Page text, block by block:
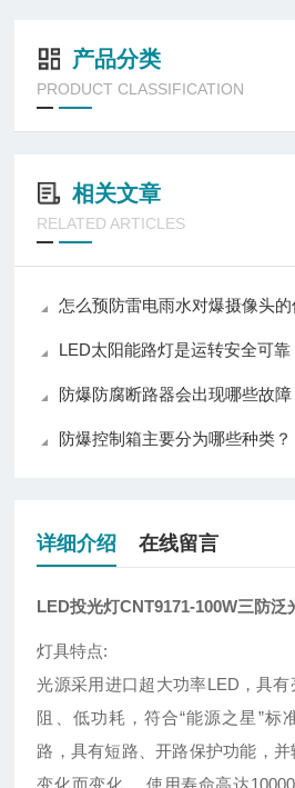
产品分类
PRODUCT CLASSIFICATION
相关文章
RELATED ARTICLES
怎么预防雷电雨水对爆摄像头的
LED太阳能路灯是运转安全可
防爆防腐断路器会出现哪些故障
防爆控制箱主要分为哪些种类？
详细介绍 在线留言
LED投光灯CNT9171-100W三防泛
灯具特点:
光源采用进口超大功率LED，具
阻、低功耗，符合“能源之星”标
路，具有短路、开路保护功能，